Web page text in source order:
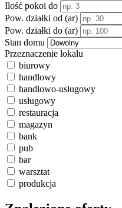
Ilość pokoi do
Pow. działki od (ar)
Pow. działki do (ar)
Stan domu
Przeznaczenie lokalu
biurowy
handlowy
handlowo-usługowy
usługowy
restauracja
magazyn
bank
pub
bar
warsztat
produkcja